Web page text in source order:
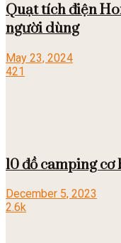
Quạt tích điện
người dùng
May 23, 2024
421
10 đồ camping
December 5, 2023
2.6k